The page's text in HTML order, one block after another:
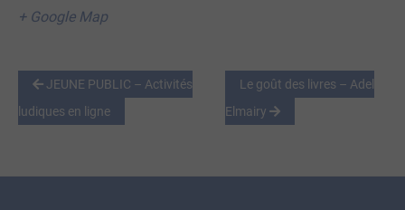
+ Google Map
JEUNE PUBLIC – Activités
ludiques en ligne
Le goût des livres – Adel
Elmairy